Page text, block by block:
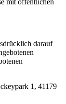
darauf
1, 41179